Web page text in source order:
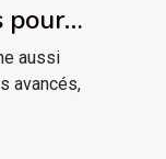
pour
aussi
avancés,